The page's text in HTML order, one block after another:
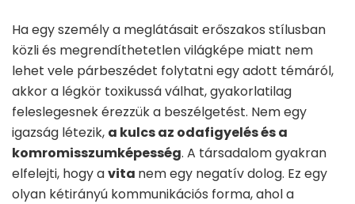
Ha egy személy a meglátásait erőszakos stílusban
közli és megrendíthetetlen világképe miatt nem
lehet vele párbeszédet folytatni egy adott témáról,
akkor a légkör toxikussá válhat, gyakorlatilag
feleslegesnek érezzük a beszélgetést. Nem egy
igazság létezik, a kulcs az odafigyelés és a
komromisszumképesség. A társadalom gyakran
elfelejti, hogy avita nem egy negatív dolog. Ez egy
olyan kétirányú kommunikációs forma, ahol a